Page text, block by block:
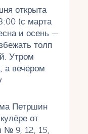
открыта
(с марта
и осень —
толп
Утром
а вечером
Петршин
от
№ 9, 12, 15,